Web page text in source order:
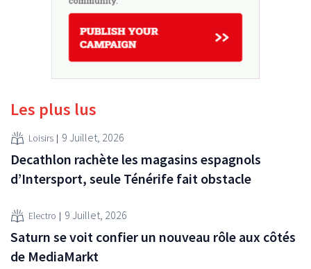
Les plus lus
Loisirs 9 Juillet, 2026
Decathlon rachète les magasins espagnols
d’Intersport, seule Ténérife fait obstacle
Electro 9 Juillet, 2026
Saturn se voit confier un nouveau rôle aux côtés
de MediaMarkt